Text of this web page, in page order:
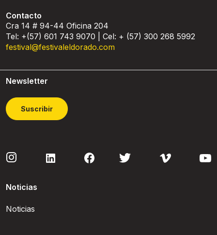
Contacto
Cra 14 # 94-44 Oficina 204
Tel: +(57) 601 743 9070 | Cel: + (57) 300 268 5992
festival@festivaleldorado.com
Newsletter
Suscribir
Noticias
Noticias